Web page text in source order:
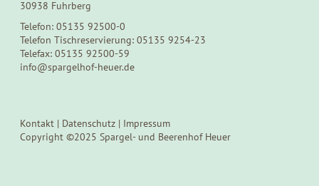
30938 Fuhrberg
Telefon: 05135 92500-0
Telefon Tischreservierung: 05135 9254-23
Telefax: 05135 92500-59
info@spargelhof-heuer.de
Kontakt | Datenschutz | Impressum
Copyright ©2025 Spargel- und Beerenhof Heuer